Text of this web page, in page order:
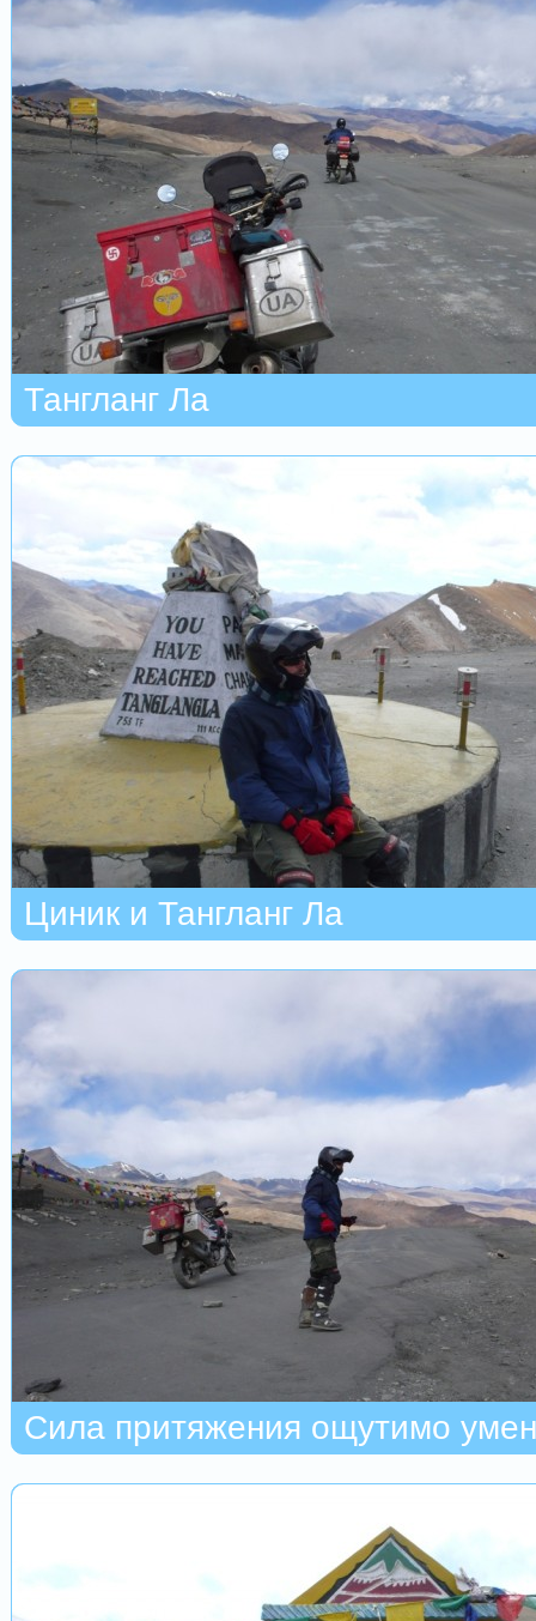
Тангланг Ла
Циник и Тангланг Ла
Сила притяжения ощутимо